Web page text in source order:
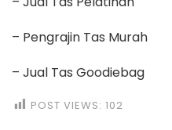
– Pengrajin Tas Murah
– Jual Tas Goodiebag
POST VIEWS: 102